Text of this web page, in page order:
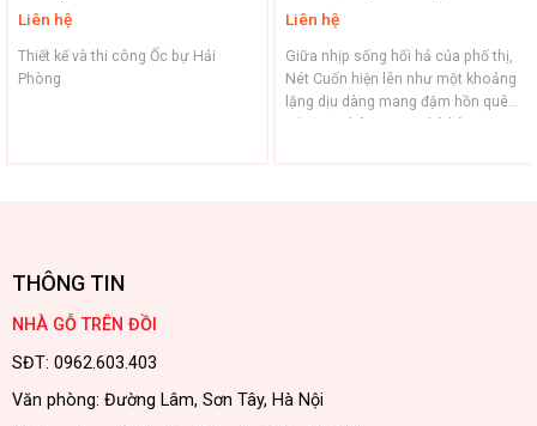
Liên hệ
Thiết kế và thi công Ốc bự Hải
Phòng
Liên hệ
Giữa nhịp sống hối hả của phố thị,
Nét Cuốn hiện lên như một khoảng
lặng dịu dàng mang đậm hồn quê
THÔNG TIN
NHÀ GỖ TRÊN ĐỒI
SĐT: 0962.603.403
Văn phòng: Đường Lâm, Sơn Tây, Hà Nội